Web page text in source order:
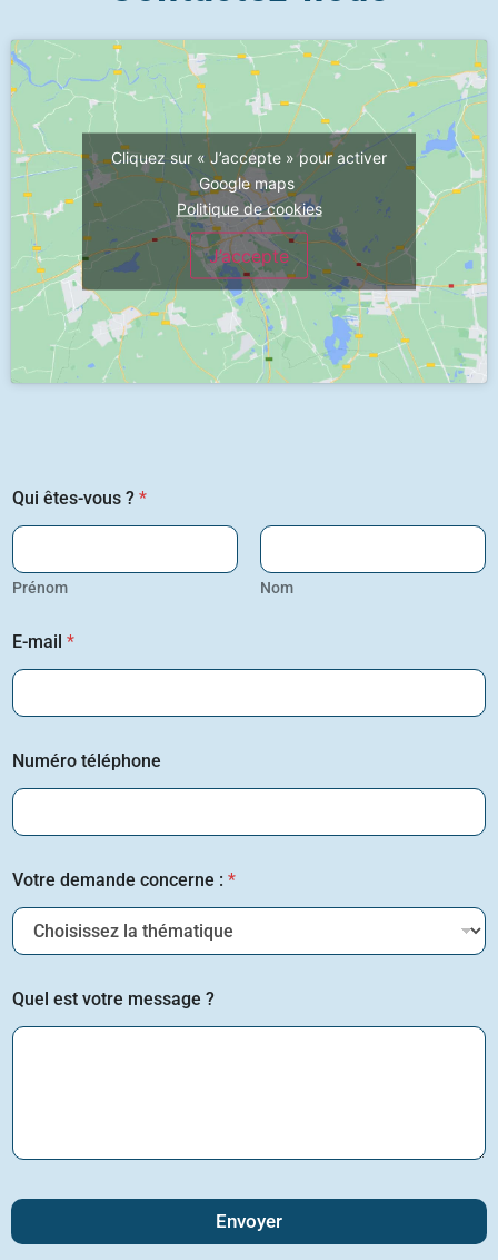
Cliquez sur « J’accepte » pour activer
Google maps
Politique de cookies
J’accepte
Qui êtes-vous ? *
Prénom Nom
E-mail *
Numéro téléphone
Votre demande concerne : *
Quel est votre message ?
Envoyer